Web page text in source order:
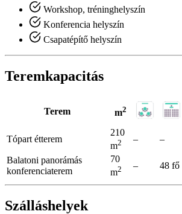
Workshop, tréninghelyszín
Konferencia helyszín
Csapatépítő helyszín
Teremkapacitás
Terem m2
Tópart étterem
210
m2 – –
Balatoni panorámás
konferenciaterem
70
m2 – 48 fő
Szálláshelyek